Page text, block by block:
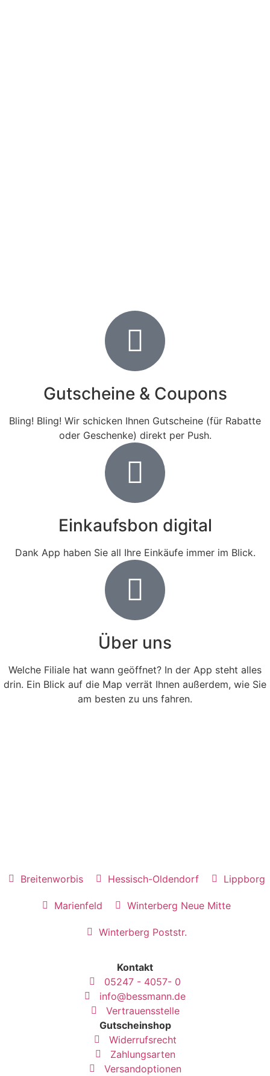
Gutscheine & Coupons
Bling! Bling! Wir schicken Ihnen Gutscheine (für Rabatte
oder Geschenke) direkt per Push.
Einkaufsbon digital
Dank App haben Sie all Ihre Einkäufe immer im Blick.
Über uns
Welche Filiale hat wann geöffnet? In der App steht alles
drin. Ein Blick auf die Map verrät Ihnen außerdem, wie Sie
am besten zu uns fahren.
Breitenworbis Hessisch-Oldendorf Lippborg
Marienfeld Winterberg Neue Mitte
Winterberg Poststr.
Kontakt
05247 - 4057- 0
info@bessmann.de
Vertrauensstelle
Gutscheinshop
Widerrufsrecht
Zahlungsarten
Versandoptionen